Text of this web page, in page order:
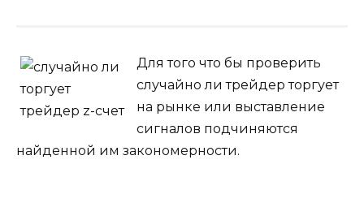
Для того что бы проверить
случайно ли трейдер торгует
на рынке или выставление
сигналов подчиняются
найденной им закономерности.